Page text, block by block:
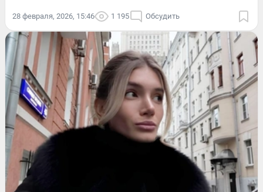
28 февраля, 2026, 15:46 1 195 Обсудить